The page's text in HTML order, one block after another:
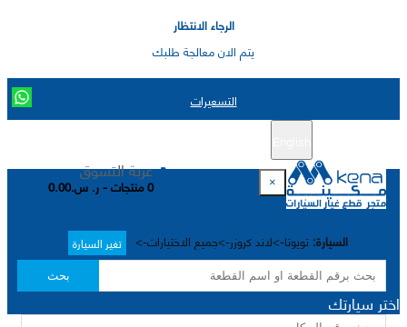
الرجاء الانتظار
يتم الان معالجة طلبك
التسعيرات
عربة التسوق
0 منتجات - ر. س.0.00
السيارة: تويوتا->لاند كروزر->جميع الاختيارات-> تغير السيارة
بحث
×
اختر سيارتك